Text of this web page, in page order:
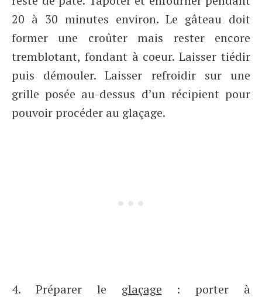
20 à 30 minutes environ. Le gâteau doit
former une croûter mais rester encore
tremblotant, fondant à coeur. Laisser tiédir
puis démouler. Laisser refroidir sur une
grille posée au-dessus d’un récipient pour
pouvoir procéder au glaçage.
4. Préparer le glaçage : porter à